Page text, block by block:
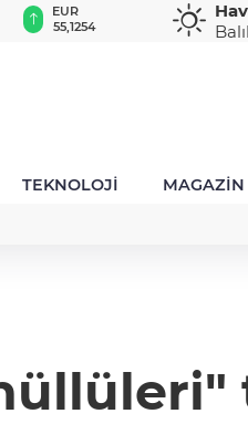
GBP
64,3468
CHF
59,0083
TEKNOLOJİ MAGAZİN